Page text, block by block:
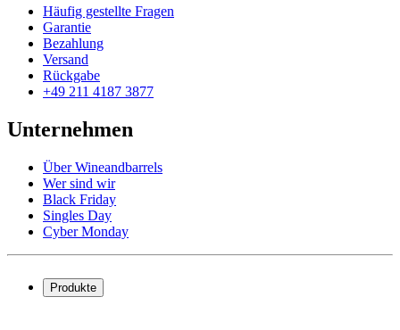
Häufig gestellte Fragen
Garantie
Bezahlung
Versand
Rückgabe
+49 211 4187 3877
Unternehmen
Über Wineandbarrels
Wer sind wir
Black Friday
Singles Day
Cyber Monday
Produkte